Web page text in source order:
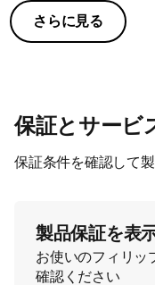
さらに見る
保証とサービ
保証条件を確認して
製品保証を表
お使いのフィリッ
確認ください